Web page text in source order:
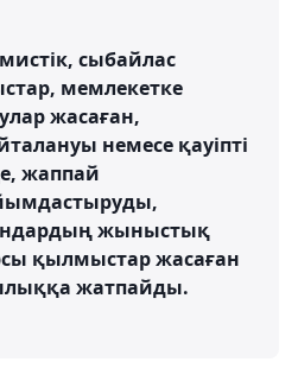
сыбайлас
мемлекетке
жасаған,
немесе қауіпті
жаппай
жыныстық
қылмыстар жасаған
жатпайды.